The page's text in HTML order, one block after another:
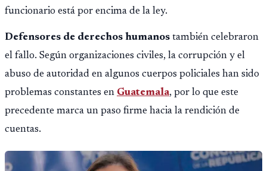
funcionario está por encima de la ley.
Defensores de derechos humanos también celebraron
el fallo. Según organizaciones civiles, la corrupción y el
abuso de autoridad en algunos cuerpos policiales han sido
problemas constantes en Guatemala, por lo que este
precedente marca un paso firme hacia la rendición de
cuentas.